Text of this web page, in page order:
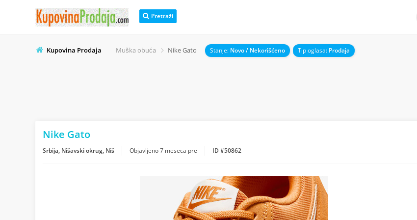
Pretraži
Kupovina Prodaja Muška obuća Nike Gato Stanje: Novo / Nekorišćeno Tip oglasa: Prodaja
Nike Gato
Srbija, Nišavski okrug, Niš Objavljeno7 meseca pre ID #50862